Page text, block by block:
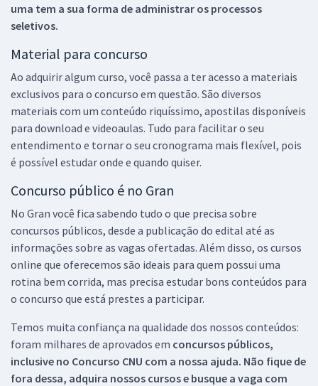
uma tem a sua forma de administrar os processos
seletivos.
Material para concurso
Ao adquirir algum curso, você passa a ter acesso a materiais
exclusivos para o concurso em questão. São diversos
materiais com um conteúdo riquíssimo, apostilas disponíveis
para download e videoaulas. Tudo para facilitar o seu
entendimento e tornar o seu cronograma mais flexível, pois
é possível estudar onde e quando quiser.
Concurso público é no Gran
No Gran você fica sabendo tudo o que precisa sobre
concursos públicos, desde a publicação do edital até as
informações sobre as vagas ofertadas. Além disso, os cursos
online que oferecemos são ideais para quem possui uma
rotina bem corrida, mas precisa estudar bons conteúdos para
o concurso que está prestes a participar.
Temos muita confiança na qualidade dos nossos conteúdos:
foram milhares de aprovados em concursos públicos,
inclusive no Concurso CNU com a nossa ajuda. Não fique de
fora dessa, adquira nossos cursos e busque a vaga com